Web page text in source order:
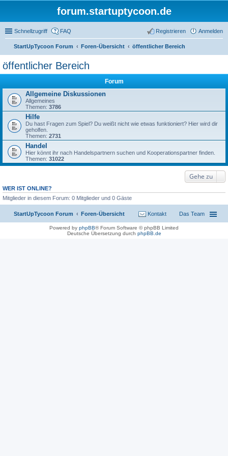
forum.startuptycoon.de
Schnellzugriff FAQ Anmelden
Registrieren
StartUpTycoon Forum Foren-Übersicht
öffentlicher Bereich
öffentlicher Bereich
Forum
Allgemeine Diskussionen
Allgemeines
Themen: 3786
Hilfe
Du hast Fragen zum Spiel? Du weißt nicht wie etwas funktioniert? Hier wird dir
geholfen.
Themen: 2731
Handel
Hier könnt ihr nach Handelspartnern suchen und Kooperationspartner finden.
Themen: 31022
Gehe zu
WER IST ONLINE?
Mitglieder in diesem Forum: 0 Mitglieder und 0 Gäste
StartUpTycoon Forum Foren-Übersicht Das Team
Kontakt
Powered by phpBB® Forum Software © phpBB Limited
Deutsche Übersetzung durch phpBB.de